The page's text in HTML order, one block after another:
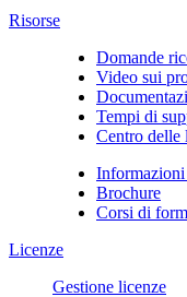
Risorse
Domande
Video sui
Tempi di
Centro delle
Brochure
Corsi di
Licenze
Gestione licenze